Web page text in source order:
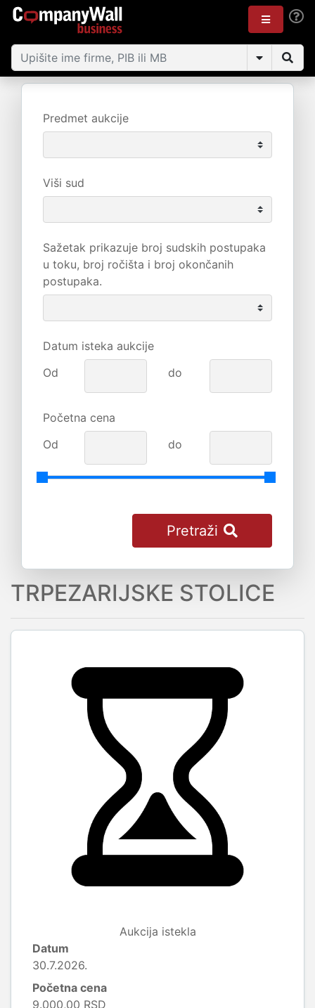
Predmet aukcije
Viši sud
Sažetak prikazuje broj sudskih postupaka
u toku, broj ročišta i broj okončanih
postupaka.
Datum isteka aukcije
Od
do
Početna cena
Od
do
Pretraži
TRPEZARIJSKE STOLICE
Aukcija istekla
Datum
30.7.2026.
Početna cena
9.000,00 RSD